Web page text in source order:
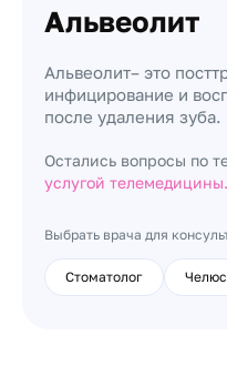
Альвеолит
Альвеолит– это
инфицирование и
после удаления зуба.
Остались вопросы по
услугой телемедицины.
Выбрать врача для
Стоматолог